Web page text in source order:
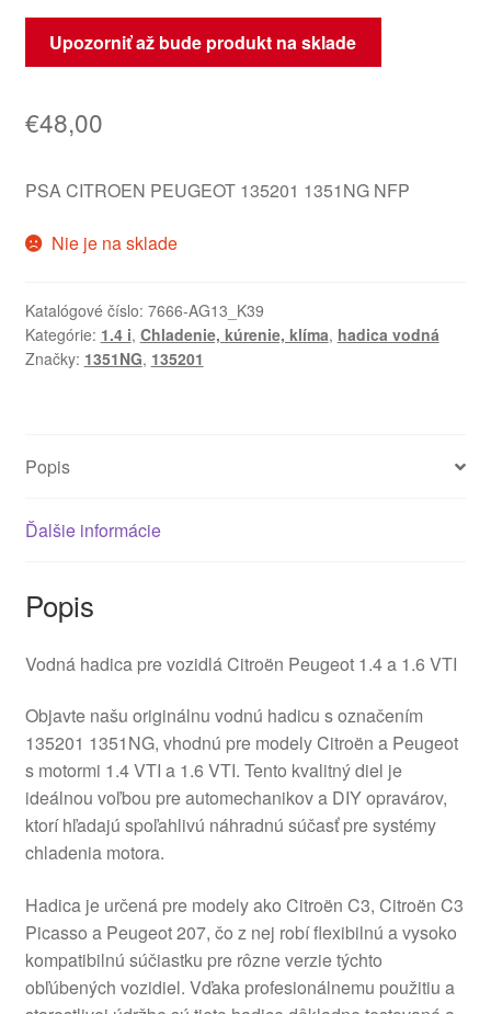
Upozorniť až bude produkt na sklade
€48,00
PSA CITROEN PEUGEOT 135201 1351NG NFP
Nie je na sklade
Katalógové číslo: 7666-AG13_K39
Kategórie: 1.4 i, Chladenie, kúrenie, klíma, hadica vodná
Značky: 1351NG, 135201
Popis
Ďalšie informácie
Popis
Vodná hadica pre vozidlá Citroën Peugeot 1.4 a 1.6 VTI
Objavte našu originálnu vodnú hadicu s označením
135201 1351NG, vhodnú pre modely Citroën a Peugeot
s motormi 1.4 VTI a 1.6 VTI. Tento kvalitný diel je
ideálnou voľbou pre automechanikov a DIY opravárov,
ktorí hľadajú spoľahlivú náhradnú súčasť pre systémy
chladenia motora.
Hadica je určená pre modely ako Citroën C3, Citroën C3
Picasso a Peugeot 207, čo z nej robí flexibilnú a vysoko
kompatibilnú súčiastku pre rôzne verzie týchto
obľúbených vozidiel. Vďaka profesionálnemu použitiu a